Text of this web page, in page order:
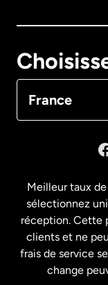
France
États-
États-
Meilleur taux
sélectionnez
réception. Cette
clients et ne
frais de service
change